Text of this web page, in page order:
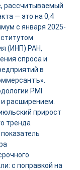
рассчитываемый
— это на 0,4
с января 2025-
(ИНП) РАН,
спроса и
в
PMI
расширением.
прирост
тренда
с поправкой на